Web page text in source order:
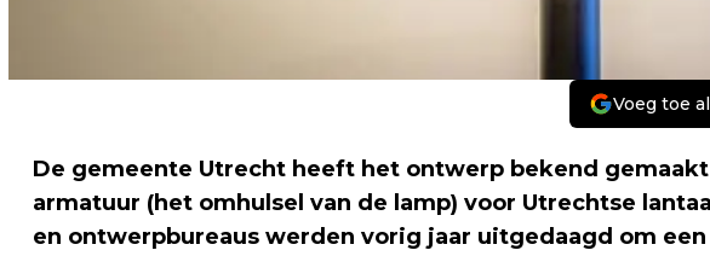
Voeg toe
De gemeente Utrecht heeft het ontwerp bekend
armatuur (het omhulsel van de lamp) voor Utrechtse
en ontwerpbureaus werden vorig jaar uitgedaagd om